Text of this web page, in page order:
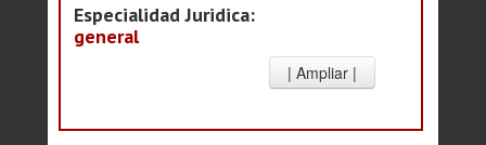
Especialidad Juridica:
general